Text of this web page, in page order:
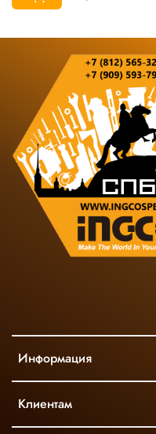
Информация
Клиентам